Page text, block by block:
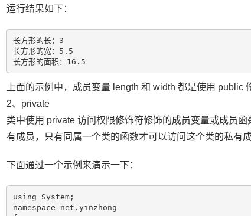
运行结果如下：
长方形的长：3
长方形的宽：5.5
上面的示例中，成员变量 length 和 width 都是使用 public
2、private
类中使用 private 访问权限修饰符修饰的成员变量或成员
有成员，只有同属一个类的函数才可以访问这个类的私有成
下面通过一个示例来演示一下：
using System;
namespace net.yinzhong